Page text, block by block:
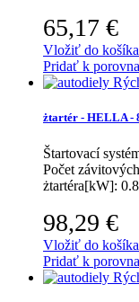
65,17 €
Vložiť do košíka
Pridať k
żtartér - HELLA -
Štartovací
Počet
żtartéra[kW]:
98,29 €
Vložiť do košíka
Pridať k